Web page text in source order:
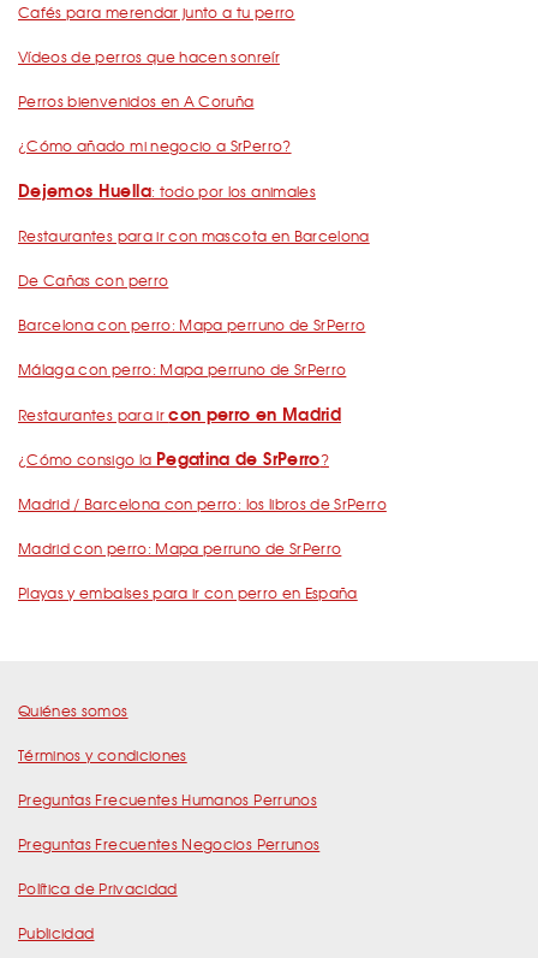
Cafés para merendar junto a tu perro
Vídeos de perros que hacen sonreír
Perros bienvenidos en A Coruña
¿Cómo añado mi negocio a SrPerro?
Dejemos Huella: todo por los animales
Restaurantes para ir con mascota en Barcelona
De Cañas con perro
Barcelona con perro: Mapa perruno de SrPerro
Málaga con perro: Mapa perruno de SrPerro
Restaurantes para ircon perro en Madrid
¿Cómo consigo la Pegatina de SrPerro?
Madrid / Barcelona con perro: los libros de SrPerro
Madrid con perro: Mapa perruno de SrPerro
Playas y embalses para ir con perro en España
Quiénes somos
Términos y condiciones
Preguntas Frecuentes Humanos Perrunos
Preguntas Frecuentes Negocios Perrunos
Política de Privacidad
Publicidad